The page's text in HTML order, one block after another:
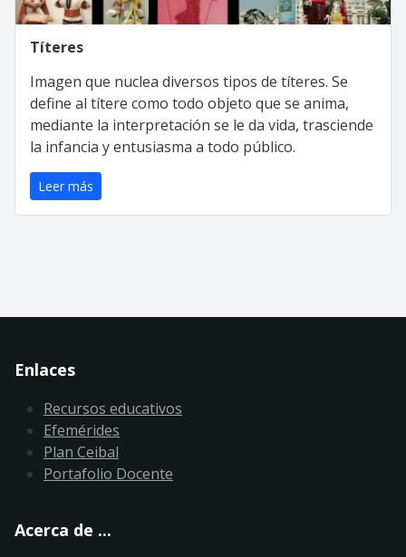
Títeres
Imagen que nuclea diversos tipos de títeres. Se
define al títere como todo objeto que se anima,
mediante la interpretación se le da vida, trasciende
la infancia y entusiasma a todo público.
Leer más
Enlaces
Recursos educativos
Efemérides
Plan Ceibal
Portafolio Docente
Acerca de ...